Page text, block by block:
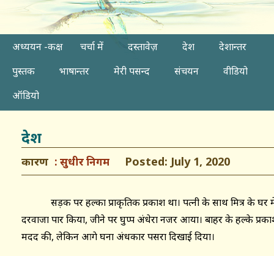
अध्ययन -कक्ष चर्चा में दस्तावेज़ देश
देशान्तर
पुस्तक
भाषान्तर मेरी पसन्द संचयन
वीडियो
ऑडियो
देश
कारण सुधीर निगम Posted: July 1, 2020
सड़क पर हल्का प्राकृतिक प्रकाश था। पत्नी के साथ मित्र के घर
दरवाजा पार किया, जीने पर घुप्प अंधेरा नजर आया। बाहर के हल्के
मदद की, लेकिन आगे घना अंधकार पसरा दिखाई दिया।